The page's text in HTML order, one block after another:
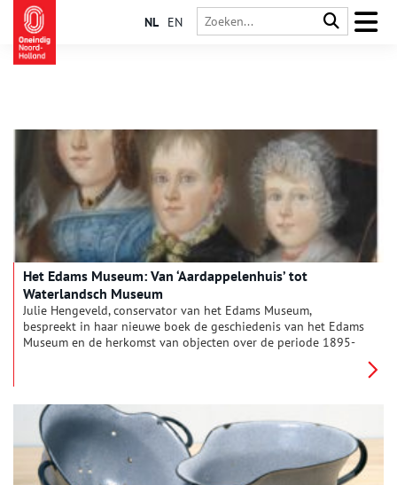
NL EN
Het Edams Museum: Van ‘Aardappelenhuis’ tot
Waterlandsch Museum
Julie Hengeveld, conservator van het Edams Museum,
bespreekt in haar nieuwe boek de geschiedenis van het Edams
Museum en de herkomst van objecten over de periode 1895-
bewaard gebleven rijke museumarchief.